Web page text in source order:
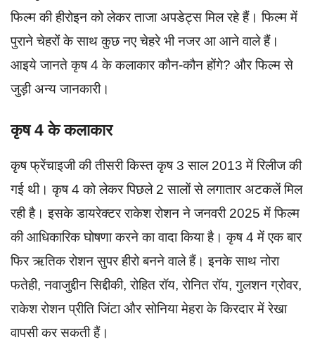
फिल्म की हीरोइन को लेकर ताजा अपडेट्स मिल रहे हैं। फिल्म में
पुराने चेहरों के साथ कुछ नए चेहरे भी नजर आ आने वाले हैं।
आइये जानते कृष 4 के कलाकार कौन-कौन होंगे? और फिल्म से
जुड़ी अन्य जानकारी।
कृष 4 के कलाकार
कृष फ्रेंचाइजी की तीसरी किस्त कृष 3 साल 2013 में रिलीज की
गई थी। कृष 4 को लेकर पिछले 2 सालों से लगातार अटकलें मिल
रही है। इसके डायरेक्टर राकेश रोशन ने जनवरी 2025 में फिल्म
की आधिकारिक घोषणा करने का वादा किया है। कृष 4 में एक बार
फिर ऋतिक रोशन सुपर हीरो बनने वाले हैं। इनके साथ नोरा
फतेही, नवाजुद्दीन सिद्दीकी, रोहित रॉय, रोनित रॉय, गुलशन ग्रोवर,
राकेश रोशन प्रीति जिंटा और सोनिया मेहरा के किरदार में रेखा
वापसी कर सकती हैं।